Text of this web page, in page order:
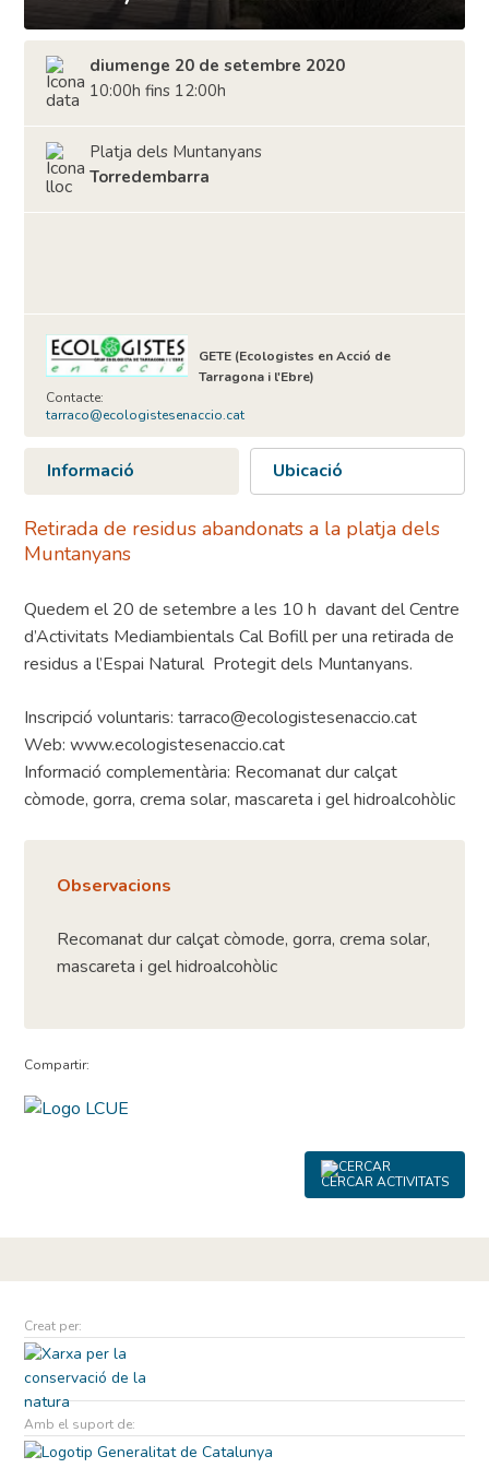
diumenge 20 de setembre 2020
10:00h fins 12:00h
Platja dels Muntanyans
Torredembarra
GETE (Ecologistes en Acció de
Tarragona i l'Ebre)
Contacte:
tarraco@ecologistesenaccio.cat
Informació Ubicació
Retirada de residus abandonats a la platja dels
Muntanyans
Quedem el 20 de setembre a les 10 h davant del Centre
d’Activitats Mediambientals Cal Bofill per una retirada de
residus a l’Espai Natural Protegit dels Muntanyans.
Inscripció voluntaris: tarraco@ecologistesenaccio.cat
Web: www.ecologistesenaccio.cat
Informació complementària: Recomanat dur calçat
còmode, gorra, crema solar, mascareta i gel hidroalcohòlic
Observacions
Recomanat dur calçat còmode, gorra, crema solar,
mascareta i gel hidroalcohòlic
Compartir:
CERCAR ACTIVITATS
Creat per:
Amb el suport de: